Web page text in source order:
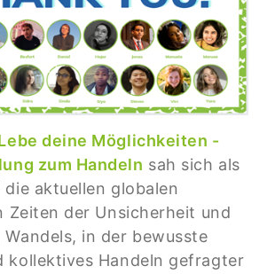
deine Möglichkeiten -
zum Handeln sah sich als
aktuellen globalen
Zeiten der Unsicherheit und
Wandels, in der bewusste
kollektives Handeln gefragter